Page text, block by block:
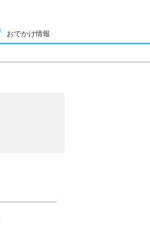
おでかけ情報